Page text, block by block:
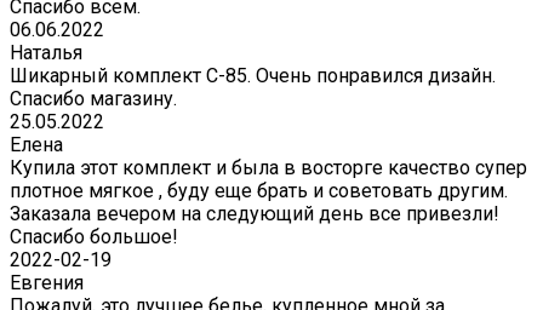
Спасибо всем.
06.06.2022
Наталья
Шикарный комплект C-85. Очень понравился дизайн.
Спасибо магазину.
25.05.2022
Елена
Купила этот комплект и была в восторге качество супер
плотное мягкое , буду еще брать и советовать другим.
Заказала вечером на следующий день все привезли!
Спасибо большое!
2022-02-19
Евгения
Пожалуй, это лучшее белье, купленное мной за